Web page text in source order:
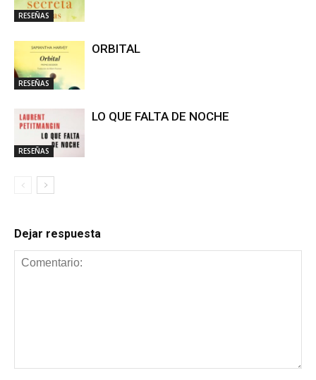
RESEÑAS
RESEÑAS
ORBITAL
RESEÑAS
LO QUE FALTA DE NOCHE
Dejar respuesta